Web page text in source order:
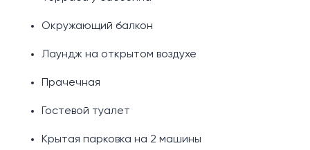
Окружающий балкон
Лаундж на открытом воздухе
Прачечная
Гостевой туалет
Крытая парковка на 2 машины